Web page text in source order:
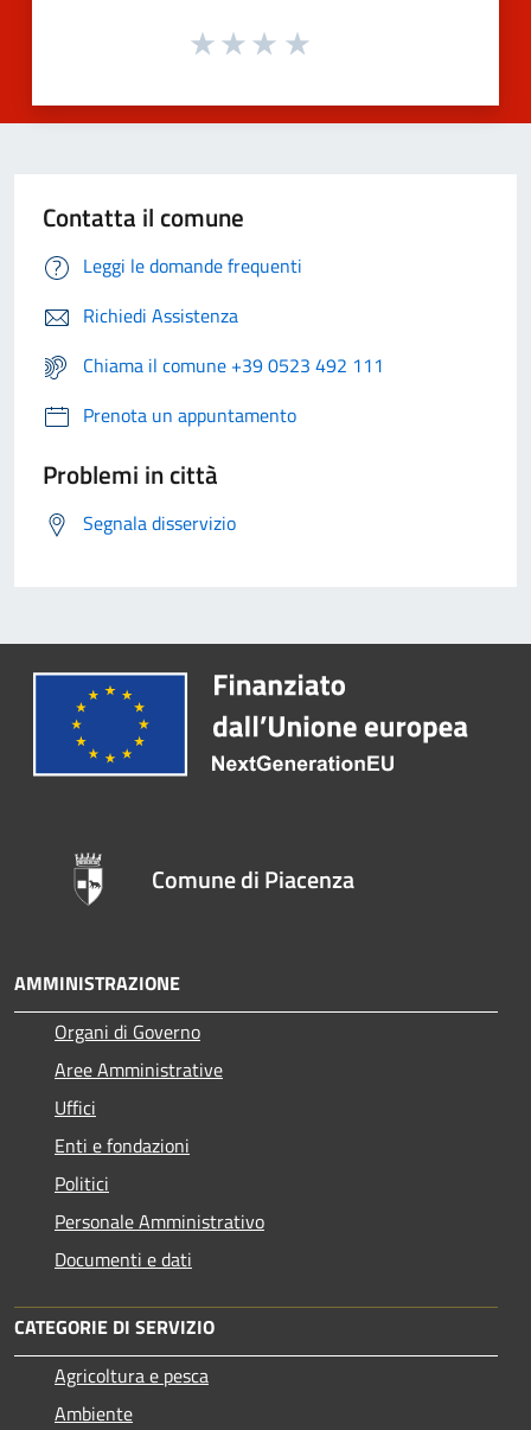
Contatta il comune
Leggi le domande frequenti
Richiedi Assistenza
Chiama il comune +39 0523 492 111
Prenota un appuntamento
Problemi in città
Segnala disservizio
Comune di Piacenza
AMMINISTRAZIONE
Organi di Governo
Aree Amministrative
Uffici
Enti e fondazioni
Politici
Personale Amministrativo
Documenti e dati
CATEGORIE DI SERVIZIO
Agricoltura e pesca
Ambiente